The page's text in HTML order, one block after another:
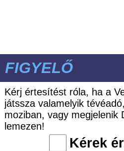
FIGYELŐ
Kérj értesítést róla, ha a
játssza valamelyik
moziban, vagy megjelenik
lemezen!
Kérek